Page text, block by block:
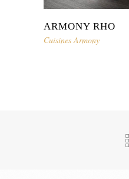
ARMONY RHO
Cuisines Armony
20220 Corbara – CORSE